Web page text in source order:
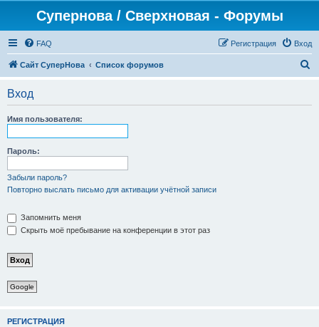
Супернова / Сверхновая - Форумы
FAQ Вход
Регистрация
Сайт СуперНова Список форумов
Вход
Имя пользователя:
Пароль:
Забыли пароль?
Повторно выслать письмо для активации учётной записи
Запомнить меня
Скрыть моё пребывание на конференции в этот раз
Google
РЕГИСТРАЦИЯ